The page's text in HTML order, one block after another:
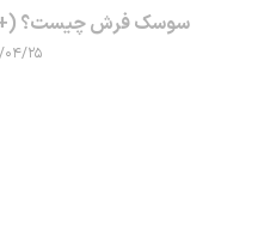
سوسک فرش چیست؟
۱۴۰۴/